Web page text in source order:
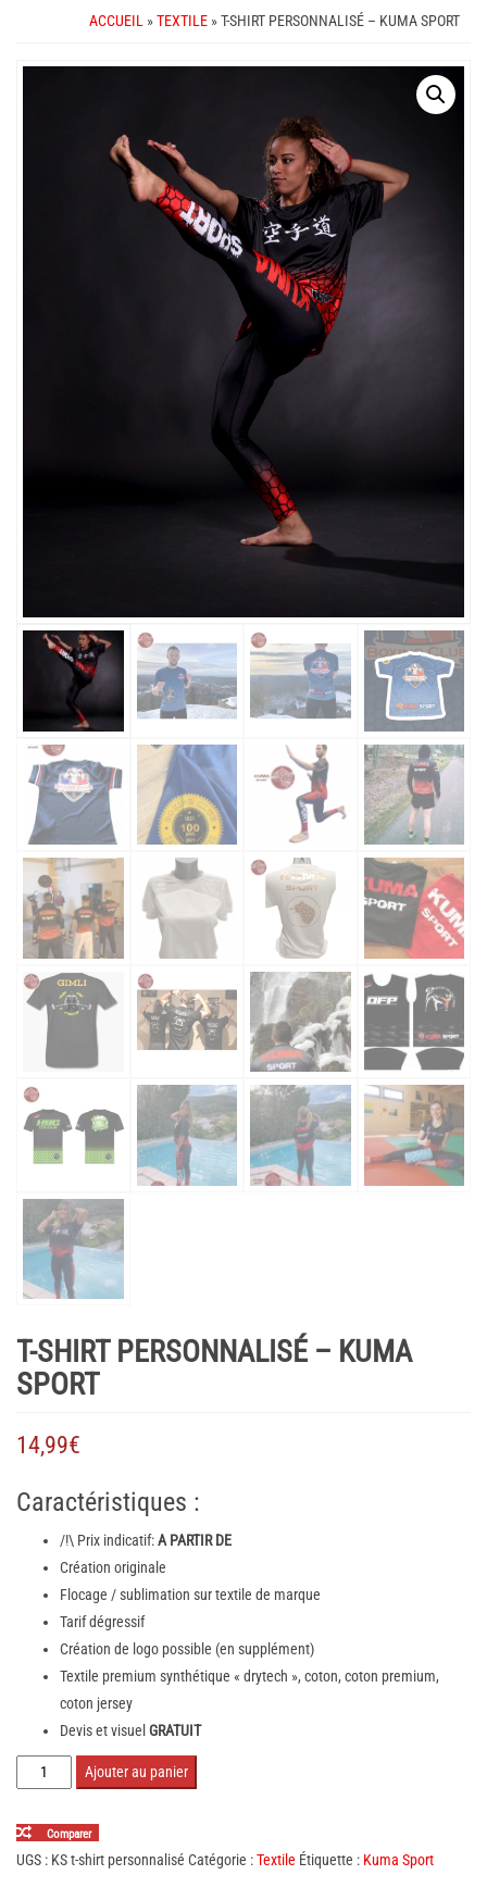
ACCUEIL »TEXTILE » T-SHIRT PERSONNALISÉ – KUMA SPORT
T-SHIRT PERSONNALISÉ – KUMA
SPORT
14,99€
Caractéristiques :
/!\ Prix indicatif:A PARTIR DE
Création originale
Flocage / sublimation sur textile de marque
Tarif dégressif
Création de logo possible (en supplément)
Textile premium synthétique « drytech », coton, coton premium,
coton jersey
Devis et visuel GRATUIT
quantité
de
T-
Ajouter au panier
Comparer
UGS : KS t-shirt personnalisé Catégorie :Textile Étiquette : Kuma Sport